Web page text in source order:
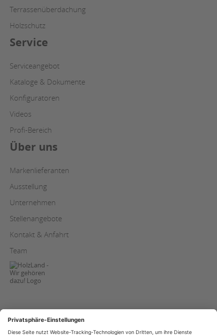
Terrassenüberdachung
Holzschutz
Service
Serviceangebot
Kataloge & Dokumente
Konfiguratoren
Videos
Profi-Bereich
Über uns
Markenlieferanten
Ausstellung
Unternehmen
Stellenangebote
Kontakt & Anfahrt
Team